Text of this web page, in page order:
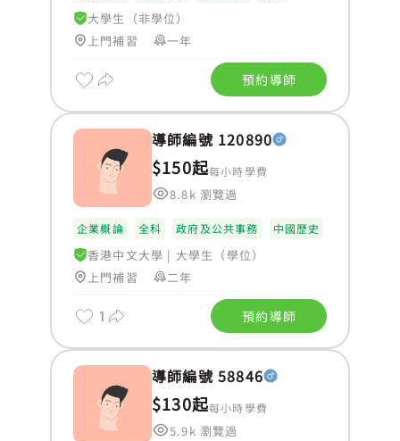
大學生（非學位）
上門補習
一年
預約導師
導師編號 120890
$150起每小時學費
8.8k 瀏覽過
企業概論 全科 政府及公共事務 中國歷史
香港中文大學 | 大學生（學位）
上門補習
二年
1 預約導師
導師編號 58846
$130起每小時學費
5.9k 瀏覽過